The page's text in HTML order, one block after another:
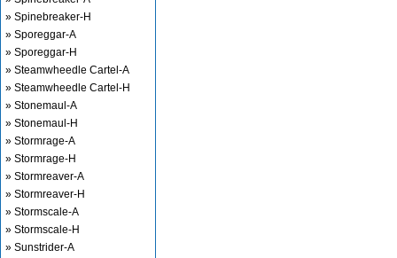
» Spinebreaker-H
» Sporeggar-A
» Sporeggar-H
» Steamwheedle Cartel-A
» Steamwheedle Cartel-H
» Stonemaul-A
» Stonemaul-H
» Stormrage-A
» Stormrage-H
» Stormreaver-A
» Stormreaver-H
» Stormscale-A
» Stormscale-H
» Sunstrider-A